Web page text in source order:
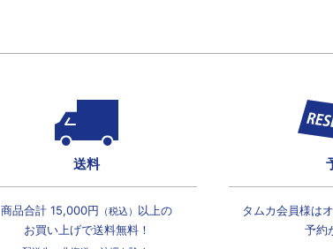
送料
商品合計 15,000円 （税込） 以上の
お買い上げで送料無料！
タムカ会員様は
予約